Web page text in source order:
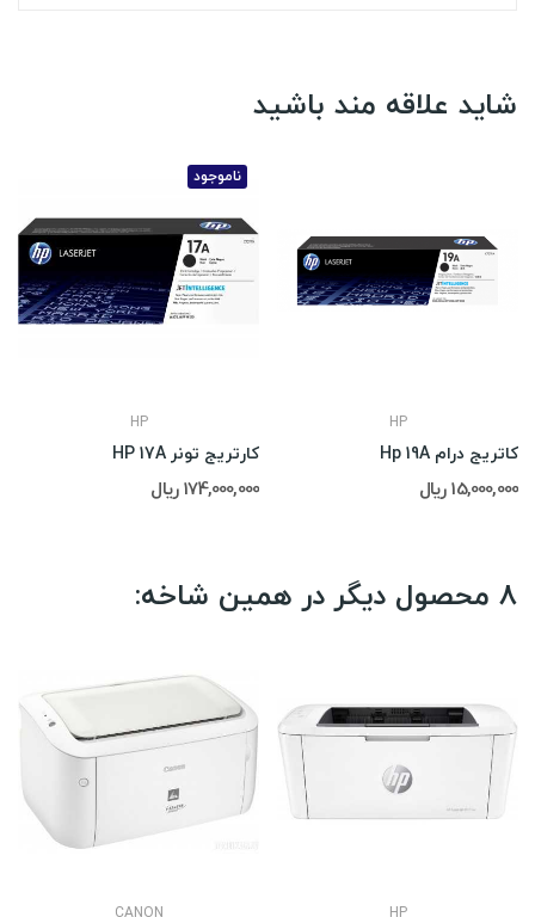
شاید علاقه مند باشید
ناموجود
HP
کارتریج تونر HP 17A
174,000,000 ریال
HP
کاتریج درام Hp 19A
15,000,000 ریال
8 محصول دیگر در همین شاخه: